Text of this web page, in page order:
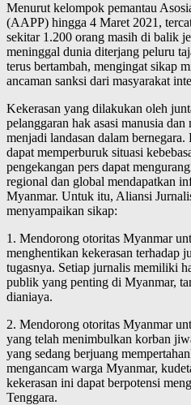
Menurut kelompok pemantau
(AAPP) hingga 4 Maret 2021,
sekitar 1.200 orang masih di balik
meninggal dunia diterjang peluru
terus bertambah, mengingat sikap
ancaman sanksi dari masyarakat
Kekerasan yang dilakukan oleh
pelanggaran hak asasi manusia
menjadi landasan dalam bernegara.
dapat memperburuk situasi
pengekangan pers dapat
regional dan global mendapatkan
Myanmar. Untuk itu, Aliansi
menyampaikan sikap:
1. Mendorong otoritas Myanmar
menghentikan kekerasan terhadap
tugasnya. Setiap jurnalis memiliki
publik yang penting di Myanmar,
dianiaya.
2. Mendorong otoritas Myanmar
yang telah menimbulkan korban
yang sedang berjuang
mengancam warga Myanmar,
kekerasan ini dapat berpotensi
Tenggara.